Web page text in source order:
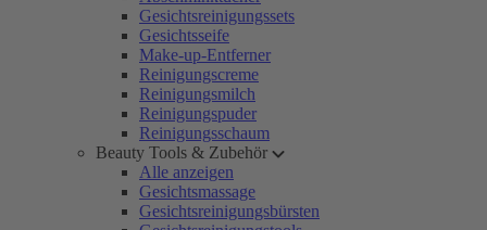
Gesichtsreinigungssets
Gesichtsseife
Make-up-Entferner
Reinigungscreme
Reinigungsmilch
Reinigungspuder
Reinigungsschaum
Beauty Tools & Zubehör
Alle anzeigen
Gesichtsmassage
Gesichtsreinigungsbürsten